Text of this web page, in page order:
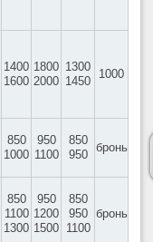
1400
1600
1800
2000
1300
1450
1000
850
1000
950
1100
850
950
бронь
850
1100
1300
950
1200
1500
850
950
1100
бронь